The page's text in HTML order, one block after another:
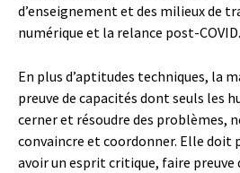
d’enseignement et des milieux de
numérique et la relance post-COVID.
En plus d’aptitudes techniques, la
preuve de capacités dont seuls les
cerner et résoudre des problèmes,
convaincre et coordonner. Elle doit
avoir un esprit critique, faire preuve